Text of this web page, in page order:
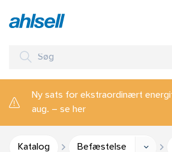
Ny sats for ekstraordinært
aug. – se her
Katalog Befæstelse